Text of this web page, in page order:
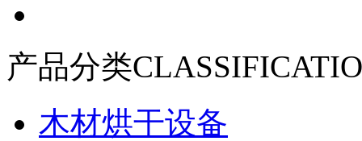
产品分类
木材烘干设备